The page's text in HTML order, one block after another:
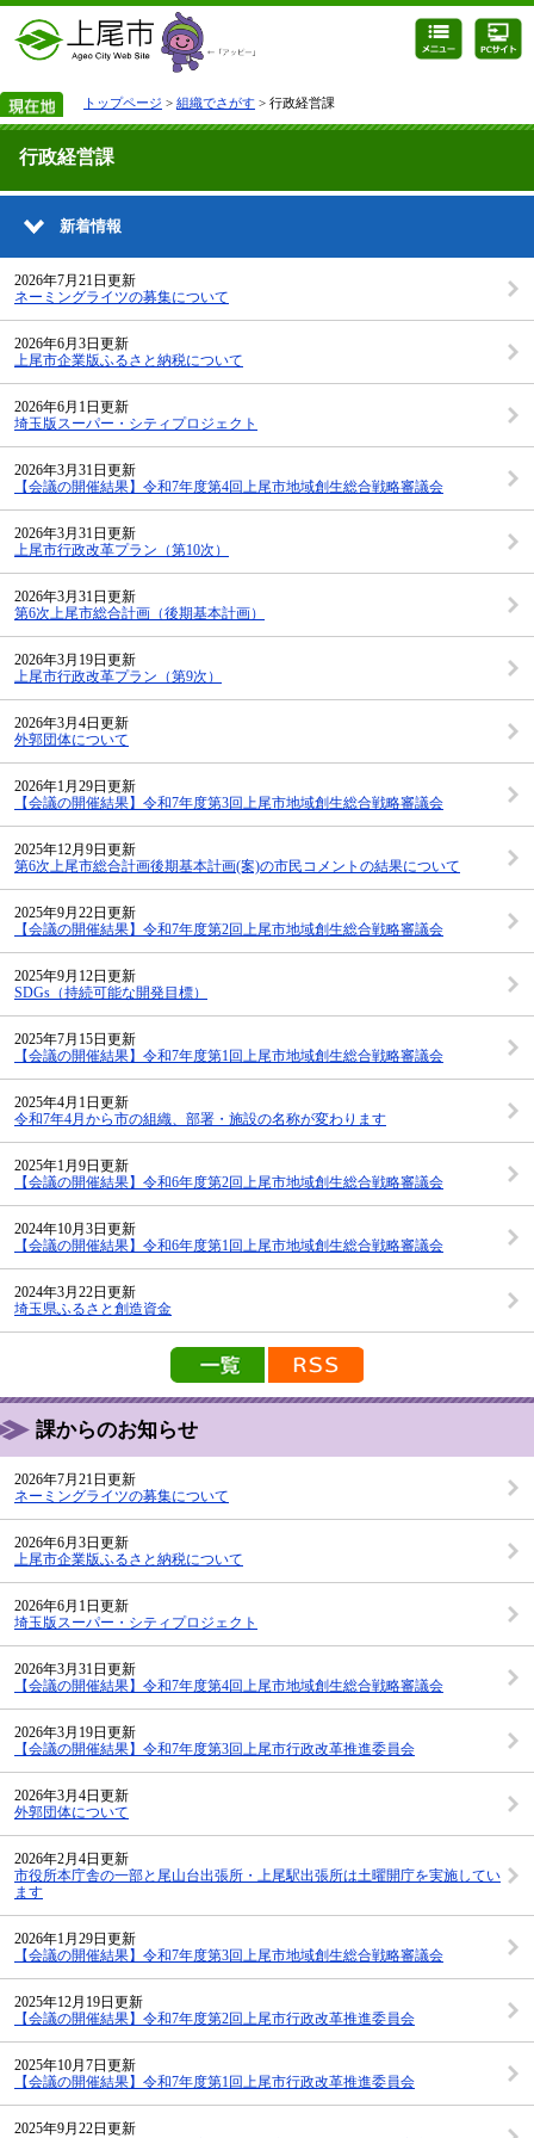
トップページ > 組織でさがす > 行政経営課
行政経営課
新着情報
2026年7月21日更新
ネーミングライツの募集について
2026年6月3日更新
上尾市企業版ふるさと納税について
2026年6月1日更新
埼玉版スーパー・シティプロジェクト
2026年3月31日更新
【会議の開催結果】令和7年度第4回上尾市地域創生総合戦略審議会
2026年3月31日更新
上尾市行政改革プラン（第10次）
2026年3月31日更新
第6次上尾市総合計画（後期基本計画）
2026年3月19日更新
上尾市行政改革プラン（第9次）
2026年3月4日更新
外郭団体について
2026年1月29日更新
【会議の開催結果】令和7年度第3回上尾市地域創生総合戦略審議会
2025年12月9日更新
第6次上尾市総合計画後期基本計画(案)の市民コメントの結果について
2025年9月22日更新
【会議の開催結果】令和7年度第2回上尾市地域創生総合戦略審議会
2025年9月12日更新
SDGs（持続可能な開発目標）
2025年7月15日更新
【会議の開催結果】令和7年度第1回上尾市地域創生総合戦略審議会
2025年4月1日更新
令和7年4月から市の組織、部署・施設の名称が変わります
2025年1月9日更新
【会議の開催結果】令和6年度第2回上尾市地域創生総合戦略審議会
2024年10月3日更新
【会議の開催結果】令和6年度第1回上尾市地域創生総合戦略審議会
2024年3月22日更新
埼玉県ふるさと創造資金
新着情報の一覧を見る
課からのお知らせ
2026年7月21日更新
ネーミングライツの募集について
2026年6月3日更新
上尾市企業版ふるさと納税について
2026年6月1日更新
埼玉版スーパー・シティプロジェクト
2026年3月31日更新
【会議の開催結果】令和7年度第4回上尾市地域創生総合戦略審議会
2026年3月19日更新
【会議の開催結果】令和7年度第3回上尾市行政改革推進委員会
2026年3月4日更新
外郭団体について
2026年2月4日更新
市役所本庁舎の一部と尾山台出張所・上尾駅出張所は土曜開庁を実施してい
ます
2026年1月29日更新
【会議の開催結果】令和7年度第3回上尾市地域創生総合戦略審議会
2025年12月19日更新
【会議の開催結果】令和7年度第2回上尾市行政改革推進委員会
2025年10月7日更新
【会議の開催結果】令和7年度第1回上尾市行政改革推進委員会
2025年9月22日更新